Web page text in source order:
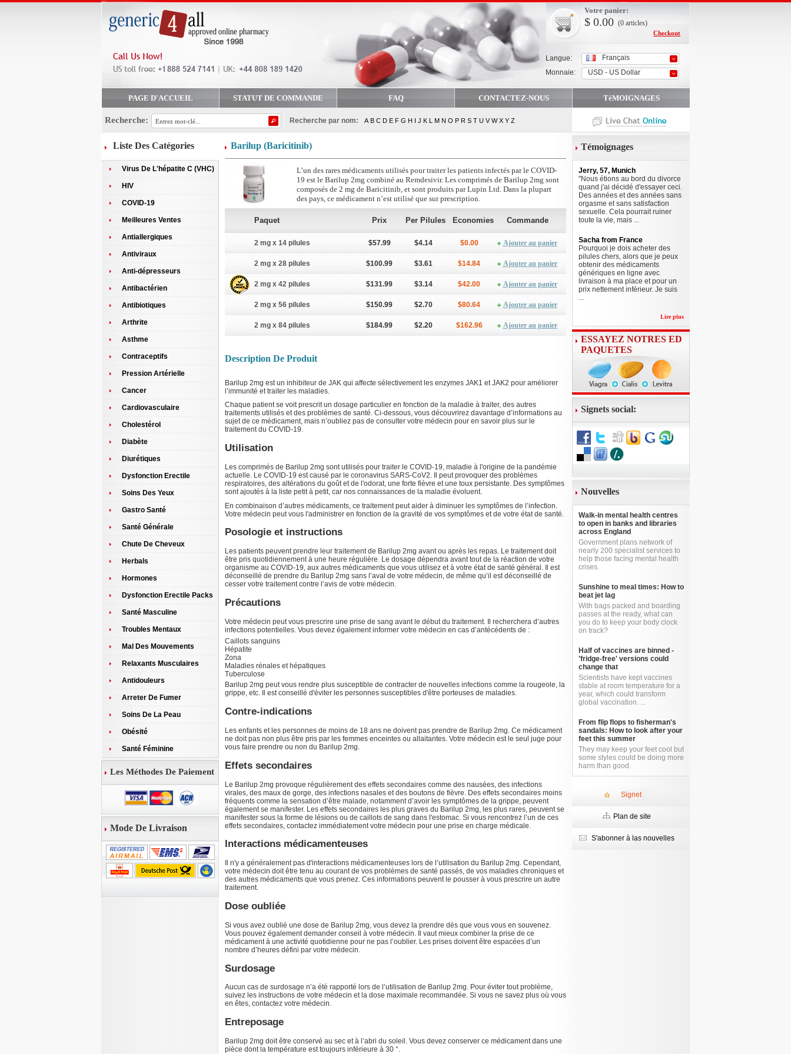
Langue:
Monnaie:
Français
USD - US Dollar
Votre panier:
$ 0.00 (0 articles)
Checkout
PAGE D'ACCUEIL STATUT DE COMMANDE FAQ CONTACTEZ-NOUS TéMOIGNAGES
Recherche: Recherche par nom: A B C D E F G H I J K L M N O P R S T U V W X Y Z
Liste Des Catégories
Virus De L'hépatite C (VHC)
HIV
COVID-19
Meilleures Ventes
Antiallergiques
Antiviraux
Anti-dépresseurs
Antibactérien
Antibiotiques
Arthrite
Asthme
Contraceptifs
Pression Artérielle
Cancer
Cardiovasculaire
Cholestérol
Diabète
Diurétiques
Dysfonction Erectile
Soins Des Yeux
Gastro Santé
Santé Générale
Chute De Cheveux
Herbals
Hormones
Dysfonction Erectile Packs
Santé Masculine
Troubles Mentaux
Mal Des Mouvements
Relaxants Musculaires
Antidouleurs
Arreter De Fumer
Soins De La Peau
Obésité
Santé Féminine
Les Méthodes De Paiement
Mode De Livraison
Barilup (Baricitinib)
L’un des rares médicaments utilisés pour traiter les patients infectés par le COVID-
19 est le Barilup 2mg combiné au Remdesivir. Les comprimés de Barilup 2mg sont
composés de 2 mg de Baricitinib, et sont produits par Lupin Ltd. Dans la plupart
des pays, ce médicament n’est utilisé que sur prescription.
Paquet Prix Per Pilules Economies Commande
2 mg x 14 pilules $57.99 $4.14 $0.00 Ajouter au panier
2 mg x 28 pilules $100.99 $3.61 $14.84 Ajouter au panier
2 mg x 42 pilules $131.99 $3.14 $42.00 Ajouter au panier
2 mg x 56 pilules $150.99 $2.70 $80.64 Ajouter au panier
2 mg x 84 pilules $184.99 $2.20 $162.96 Ajouter au panier
Description De Produit
Barilup 2mg est un inhibiteur de JAK qui affecte sélectivement les enzymes JAK1 et JAK2 pour améliorer
l’immunité et traiter les maladies.
Chaque patient se voit prescrit un dosage particulier en fonction de la maladie à traiter, des autres
traitements utilisés et des problèmes de santé. Ci-dessous, vous découvrirez davantage d’informations au
sujet de ce médicament, mais n’oubliez pas de consulter votre médecin pour en savoir plus sur le
traitement du COVID-19.
Utilisation
Les comprimés de Barilup 2mg sont utilisés pour traiter le COVID-19, maladie à l'origine de la pandémie
actuelle. Le COVID-19 est causé par le coronavirus SARS-CoV2. Il peut provoquer des problèmes
respiratoires, des altérations du goût et de l'odorat, une forte fièvre et une toux persistante. Des symptômes
sont ajoutés à la liste petit à petit, car nos connaissances de la maladie évoluent.
En combinaison d’autres médicaments, ce traitement peut aider à diminuer les symptômes de l’infection.
Votre médecin peut vous l'administrer en fonction de la gravité de vos symptômes et de votre état de santé.
Posologie et instructions
Les patients peuvent prendre leur traitement de Barilup 2mg avant ou après les repas. Le traitement doit
être pris quotidiennement à une heure régulière. Le dosage dépendra avant tout de la réaction de votre
organisme au COVID-19, aux autres médicaments que vous utilisez et à votre état de santé général. Il est
déconseillé de prendre du Barilup 2mg sans l’aval de votre médecin, de même qu’il est déconseillé de
cesser votre traitement contre l’avis de votre médecin.
Précautions
Votre médecin peut vous prescrire une prise de sang avant le début du traitement. Il recherchera d’autres
infections potentielles. Vous devez également informer votre médecin en cas d’antécédents de :
Caillots sanguins
Hépatite
Zona
Maladies rénales et hépatiques
Tuberculose
Barilup 2mg peut vous rendre plus susceptible de contracter de nouvelles infections comme la rougeole, la
grippe, etc. Il est conseillé d'éviter les personnes susceptibles d'être porteuses de maladies.
Contre-indications
Les enfants et les personnes de moins de 18 ans ne doivent pas prendre de Barilup 2mg. Ce médicament
ne doit pas non plus être pris par les femmes enceintes ou allaitantes. Votre médecin est le seul juge pour
vous faire prendre ou non du Barilup 2mg.
Effets secondaires
Le Barilup 2mg provoque régulièrement des effets secondaires comme des nausées, des infections
virales, des maux de gorge, des infections nasales et des boutons de fièvre. Des effets secondaires moins
fréquents comme la sensation d’être malade, notamment d’avoir les symptômes de la grippe, peuvent
également se manifester. Les effets secondaires les plus graves du Barilup 2mg, les plus rares, peuvent se
manifester sous la forme de lésions ou de caillots de sang dans l'estomac. Si vous rencontrez l’un de ces
effets secondaires, contactez immédiatement votre médecin pour une prise en charge médicale.
Interactions médicamenteuses
Il n'y a généralement pas d'interactions médicamenteuses lors de l’utilisation du Barilup 2mg. Cependant,
votre médecin doit être tenu au courant de vos problèmes de santé passés, de vos maladies chroniques et
des autres médicaments que vous prenez. Ces informations peuvent le pousser à vous prescrire un autre
traitement.
Dose oubliée
Si vous avez oublié une dose de Barilup 2mg, vous devez la prendre dès que vous vous en souvenez.
Vous pouvez également demander conseil à votre médecin. Il vaut mieux combiner la prise de ce
médicament à une activité quotidienne pour ne pas l’oublier. Les prises doivent être espacées d’un
nombre d’heures défini par votre médecin.
Surdosage
Aucun cas de surdosage n’a été rapporté lors de l’utilisation de Barilup 2mg. Pour éviter tout problème,
suivez les instructions de votre médecin et la dose maximale recommandée. Si vous ne savez plus où vous
en êtes, contactez votre médecin.
Entreposage
Barilup 2mg doit être conservé au sec et à l’abri du soleil. Vous devez conserver ce médicament dans une
pièce dont la température est toujours inférieure à 30 °.
Témoignages
Jerry, 57, Munich
"Nous étions au bord du divorce
quand j'ai décidé d'essayer ceci.
Des années et des années sans
orgasme et sans satisfaction
sexuelle. Cela pourrait ruiner
toute la vie, mais ...
Sacha from France
Pourquoi je dois acheter des
pilules chers, alors que je peux
obtenir des médicaments
génériques en ligne avec
livraison à ma place et pour un
prix nettement inférieur. Je suis
...
Lire plus
ESSAYEZ NOTRES ED
PAQUETES
Signets social:
Nouvelles
Walk-in mental health centres
to open in banks and libraries
across England
Government plans network of
nearly 200 specialist services to
help those facing mental health
crises.
Sunshine to meal times: How to
beat jet lag
With bags packed and boarding
passes at the ready, what can
you do to keep your body clock
on track?
Half of vaccines are binned -
'fridge-free' versions could
change that
Scientists have kept vaccines
stable at room temperature for a
year, which could transform
global vaccination. ...
From flip flops to fisherman's
sandals: How to look after your
feet this summer
They may keep your feet cool but
some styles could be doing more
harm than good.
Signet
Plan de site
S'abonner à las nouvelles